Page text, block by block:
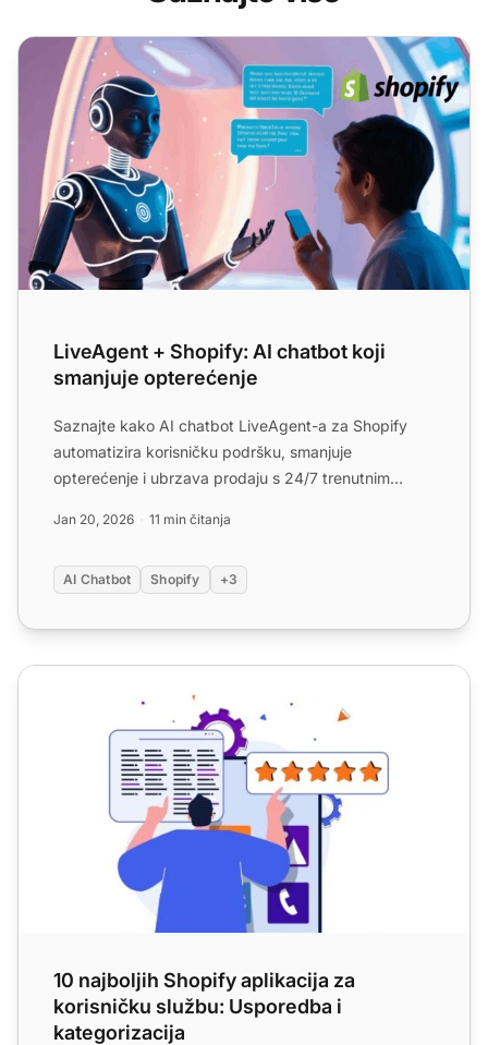
LiveAgent + Shopify: AI chatbot koji smanjuje opterećenje
LiveAgent + Shopify: AI chatbot koji
smanjuje opterećenje
Saznajte kako AI chatbot LiveAgent-a za Shopify
automatizira korisničku podršku, smanjuje
opterećenje i ubrzava prodaju s 24/7 trenutnim
Jan 20, 2026 11 min čitanja
AI Chatbot Shopify +3
10 najboljih Shopify aplikacija za korisničku službu:
10 najboljih Shopify aplikacija za
korisničku službu: Usporedba i
kategorizacija